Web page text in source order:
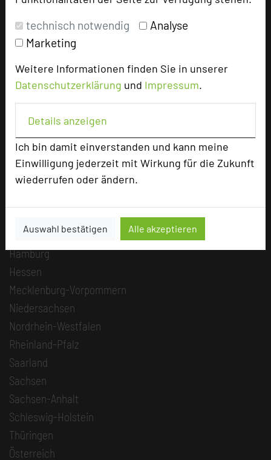
technisch notwendig
Analyse
Marketing
Weitere Informationen finden Sie in unserer
Datenschutzerklärung und Impressum.
Details anzeigen
Ich bin damit einverstanden und kann meine
Einwilligung jederzeit mit Wirkung für die Zukunft
wiederrufen oder ändern.
Auswahl bestätigen Alle akzeptieren
Bewerbung zur Neuaufnahme
Top 250 Germany Inside
MICE Start
Login
Alle Informationen
Beliebte Suchlisten
Baden-Württemberg
Bayern
Bremen
Hamburg
Hessen
Mecklenburg-Vorpommern
Niedersachsen
Nordrhein-Westfalen
Rheinland-Pfalz
Saarland
Sachsen
Sachsen-Anhalt
Schleswig-Holstein
Thüringen
Österreich